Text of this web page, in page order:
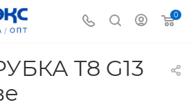
0
T8 G13